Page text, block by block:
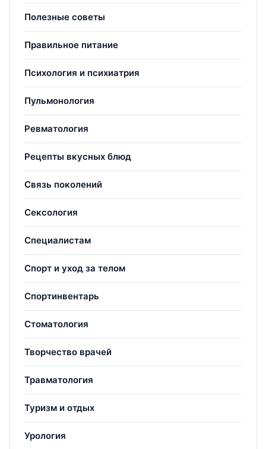
Полезные советы
Правильное питание
Психология и психиатрия
Пульмонология
Ревматология
Рецепты вкусных блюд
Связь поколений
Сексология
Специалистам
Спорт и уход за телом
Спортинвентарь
Стоматология
Творчество врачей
Травматология
Туризм и отдых
Урология